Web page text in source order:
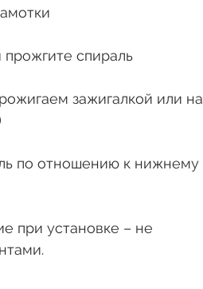
прожгите спираль
зажигалкой или на
по отношению к нижнему
при установке – не